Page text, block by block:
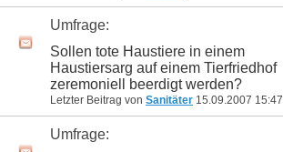
Umfrage:
Sollen tote Haustiere in einem
Haustiersarg auf einem Tierfriedhof
zeremoniell beerdigt werden?
Letzter Beitrag von Sanitäter 15.09.2007 15:47
Umfrage: